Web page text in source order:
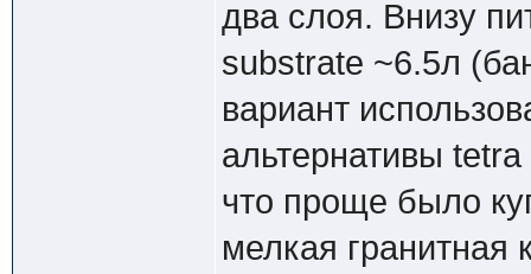
два слоя. Внизу
substrate ~6.5л
вариант
альтернативы
что проще было
мелкая гранитная